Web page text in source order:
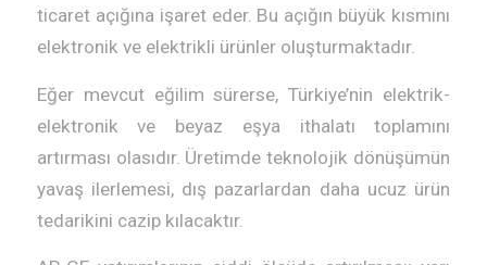
ticaret açığına işaret eder. Bu açığın büyük kısmını
elektronik ve elektrikli ürünler oluşturmaktadır.
Eğer mevcut eğilim sürerse, Türkiye’nin elektrik-
elektronik ve beyaz eşya ithalatı toplamını
artırması olasıdır. Üretimde teknolojik dönüşümün
yavaş ilerlemesi, dış pazarlardan daha ucuz ürün
tedarikini cazip kılacaktır.